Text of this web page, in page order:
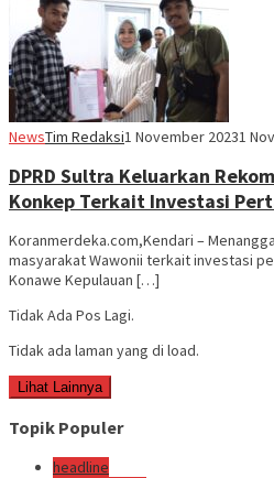
NewsTim Redaksi1 November 20231
DPRD Sultra Keluarkan
Konkep Terkait Investasi
Koranmerdeka.com,Kendari –
masyarakat Wawonii terkait investasi
Konawe Kepulauan […]
Tidak Ada Pos Lagi.
Tidak ada laman yang di load.
Lihat Lainnya
Topik Populer
headline